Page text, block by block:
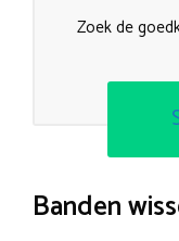
Zoek de
Banden